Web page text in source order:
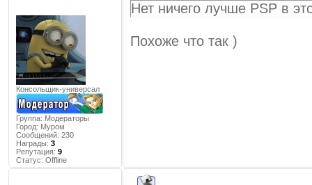
Консольщик-универсал
Группа: Модераторы
Город: Муром
Сообщений: 230
Награды: 3
Репутация: 9
Статус: Offline
Нет ничего лучше PSP в
Похоже что так )